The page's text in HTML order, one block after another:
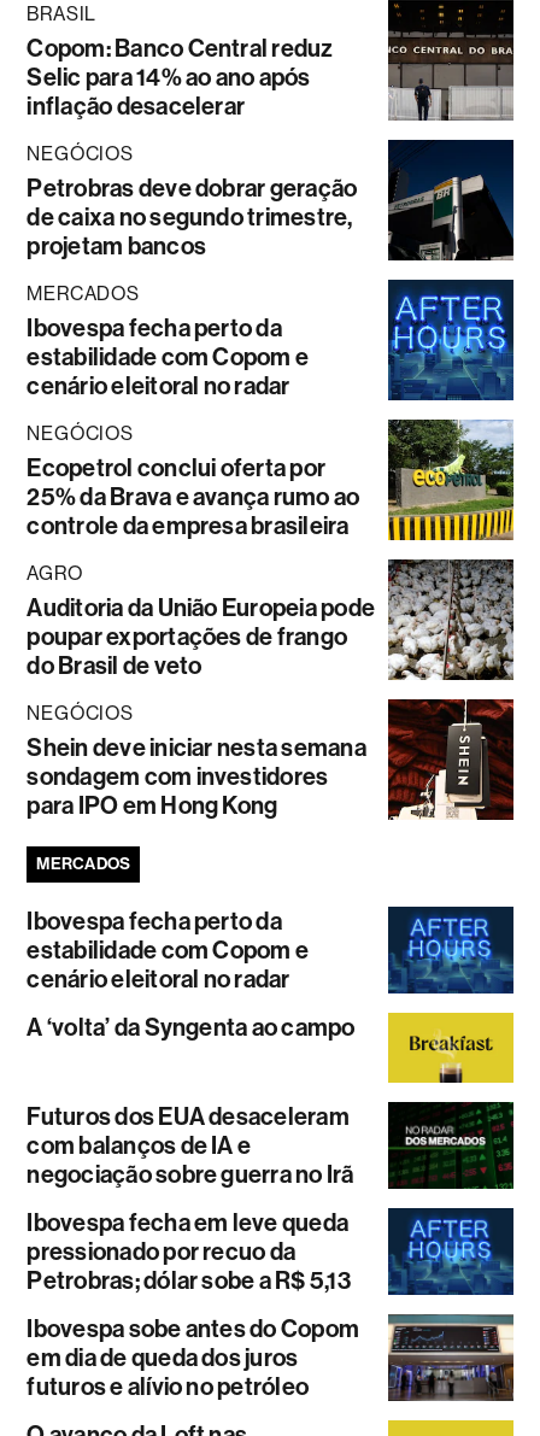
BRASIL
Copom: Banco Central reduz
Selic para 14% ao ano após
inflação desacelerar
NEGÓCIOS
Petrobras deve dobrar geração
de caixa no segundo trimestre,
projetam bancos
MERCADOS
Ibovespa fecha perto da
estabilidade com Copom e
cenário eleitoral no radar
NEGÓCIOS
Ecopetrol conclui oferta por
25% da Brava e avança rumo ao
controle da empresa brasileira
AGRO
Auditoria da União Europeia pode
poupar exportações de frango
do Brasil de veto
NEGÓCIOS
Shein deve iniciar nesta semana
sondagem com investidores
para IPO em Hong Kong
MERCADOS
Ibovespa fecha perto da
estabilidade com Copom e
cenário eleitoral no radar
A ‘volta’ da Syngenta ao campo
Futuros dos EUA desaceleram
com balanços de IA e
negociação sobre guerra no Irã
Ibovespa fecha em leve queda
pressionado por recuo da
Petrobras; dólar sobe a R$ 5,13
Ibovespa sobe antes do Copom
em dia de queda dos juros
futuros e alívio no petróleo